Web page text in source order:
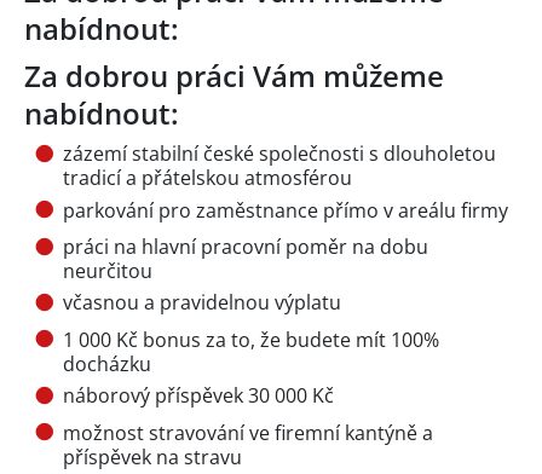
nabídnout:
Za dobrou práci Vám můžeme
nabídnout:
zázemí stabilní české společnosti s dlouholetou
tradicí a přátelskou atmosférou
parkování pro zaměstnance přímo v areálu firmy
práci na hlavní pracovní poměr na dobu
neurčitou
včasnou a pravidelnou výplatu
1 000 Kč bonus za to, že budete mít 100%
docházku
náborový příspěvek 30 000 Kč
možnost stravování ve firemní kantýně a
příspěvek na stravu